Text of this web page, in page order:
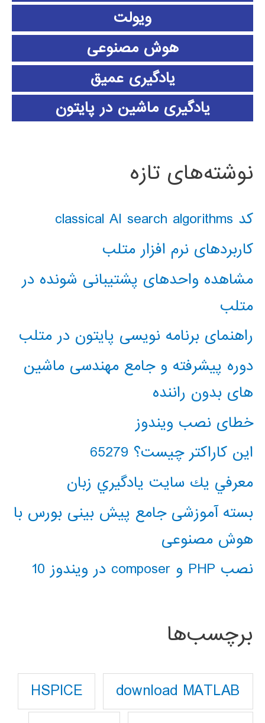
ویولت
هوش مصنوعی
یادگیری عمیق
یادگیری ماشین در پایتون
نوشته‌های تازه
کد classical AI search algorithms
کاربردهای نرم افزار متلب
مشاهده واحدهای پشتیبانی شونده در
متلب
راهنمای برنامه نویسی پایتون در متلب
دوره پیشرفته و جامع مهندسی ماشین
های بدون راننده
خطای نصب ویندوز
این کاراکتر چیست؟ 65279
معرفي يك سايت يادگيري زبان
بسته آموزشی جامع پیش بینی بورس با
هوش مصنوعی
نصب PHP و composer در ویندوز 10
برچسب‌ها
download MATLAB
HSPICE